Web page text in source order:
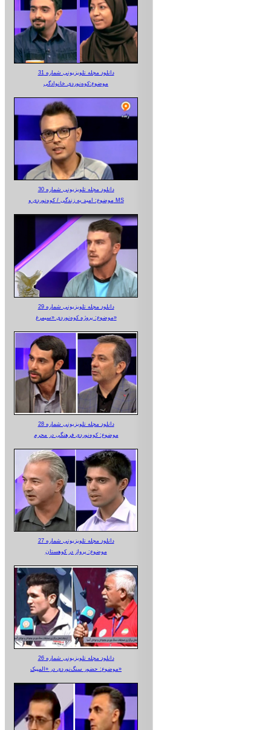
دانلود مجله تلویزیونی شماره 31
موضوع:کوه‌نوردی خانوادگی
دانلود مجله تلویزیونی شماره 30
موضوع: امید به زندگی / کوه‌نوردی و MS
دانلود مجله تلویزیونی شماره 29
موضوع: پروژه کوه‌نوردی «سیمرغ»
دانلود مجله تلویزیونی شماره 28
موضوع: کوه‌نوردی فرهنگی در محرم
دانلود مجله تلویزیونی شماره 27
موضوع: پرواز در کوهستان
دانلود مجله تلویزیونی شماره 26
موضوع: حضور سنگ‌نوردی در «المپیک»